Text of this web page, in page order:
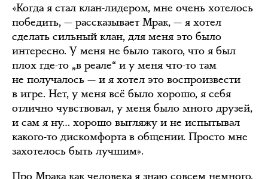
«Когда я стал клан-лидером, мне очень хотелось
победить, — рассказывает Мрак, — я хотел
сделать сильный клан, для меня это было
интересно. У меня не было такого, что я был
плох где-то „в реале“ и у меня что-то там
не получалось — и я хотел это воспроизвести
в игре. Нет, у меня всё было хорошо, я себя
отлично чувствовал, у меня было много друзей,
и сам я ну… хорошо выгляжу и не испытывал
какого-то дискомфорта в общении. Просто мне
захотелось быть лучшим».
Про Мрака как человека я знаю совсем немного,